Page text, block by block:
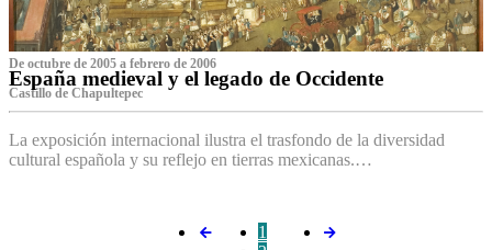
De octubre de 2005 a febrero de 2006
España medieval y el legado de Occidente
Castillo de Chapultepec
La exposición internacional ilustra el trasfondo de la diversidad
cultural española y su reflejo en tierras mexicanas.…
1